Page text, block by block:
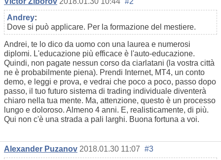
Andrey:
Dove si può applicare. Per la formazione del mestiere.
Andrei, te lo dico da uomo con una laurea e numerosi
diplomi. L'educazione più efficace è l'auto-educazione.
Quindi, non pagate nessun corso da ciarlatani (la vostra città
ne è probabilmente piena). Prendi Internet, MT4, un conto
demo, e leggi e prova, e vedrai che poco a poco, passo dopo
passo, il tuo futuro sistema di trading individuale diventerà
chiaro nella tua mente. Ma, attenzione, questo è un processo
lungo e doloroso. Almeno 4 anni. E, realisticamente, di più.
Qui non c'è una strada a pali larghi. Buona fortuna a voi.
Alexander Puzanov 2018.01.30 11:07 #3